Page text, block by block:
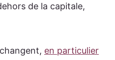
de la capitale,
en particulier